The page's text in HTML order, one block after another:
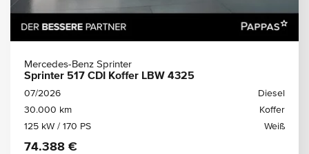
Mercedes-Benz Sprinter
Sprinter 517 CDI Koffer LBW 4325
07/2026
Diesel
30.000 km
Koffer
125 kW / 170 PS
Weiß
74.388 €